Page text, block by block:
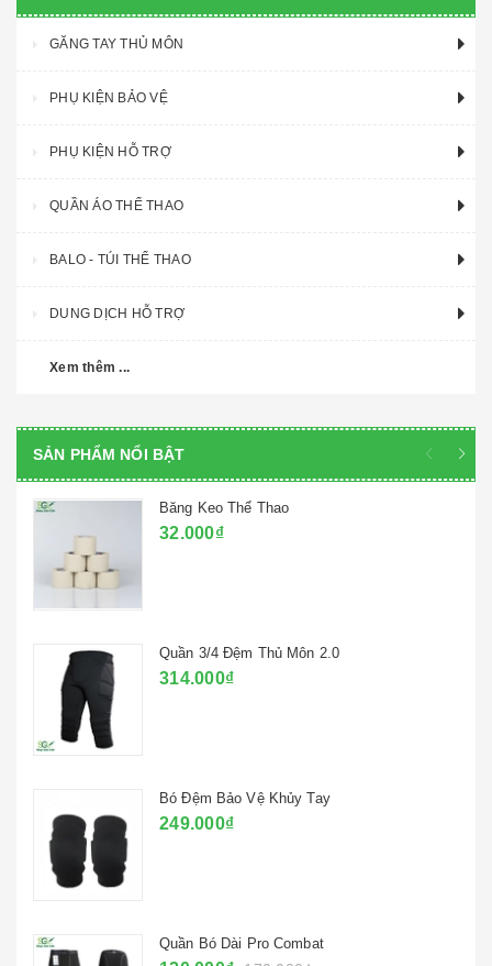
GĂNG TAY THỦ MÔN
PHỤ KIỆN BẢO VỆ
PHỤ KIỆN HỖ TRỢ
QUẦN ÁO THỂ THAO
BALO - TÚI THỂ THAO
DUNG DỊCH HỖ TRỢ
Xem thêm ...
SẢN PHẨM NỔI BẬT
Băng Keo Thể Thao
32.000₫
Quần 3/4 Đệm Thủ Môn 2.0
314.000₫
Bó Đệm Bảo Vệ Khủy Tay
249.000₫
Quần Bó Dài Pro Combat